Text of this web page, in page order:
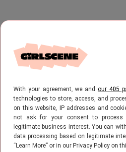
With your agreement, we andour 405
technologies to store, access, and
on this website, IP addresses and
not ask for your consent to
legitimate business interest. You can
data processing based on legitimate
“Learn More” or in our Privacy Policy on